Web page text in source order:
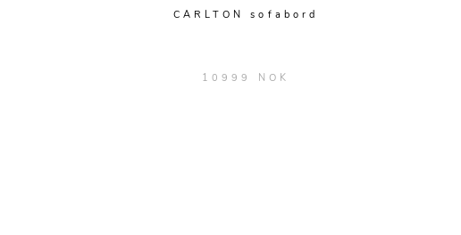
CARLTON sofabord
10999 NOK